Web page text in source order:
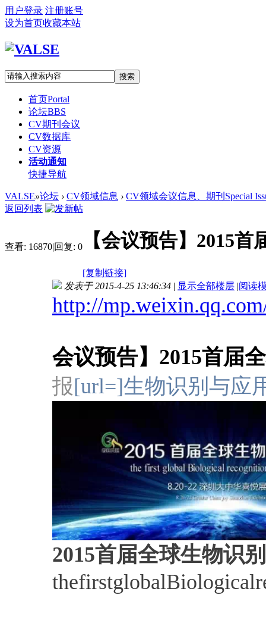
用户登录 注册账号
设为首页收藏本站
搜索
首页Portal
论坛BBS
CV期刊会议
CV数据库
CV资源
活动通知
快捷导航
VALSE»论坛 › CV领域信息 › CV领域会议信息、期刊Special
返回列表
查看: 16870|回复: 0 【会议预告】2015
[复制链接]
发表于 2015-4-25 13:46:34 | 显示全部楼层 |阅读
http://
会议预告】2015首届
报[url=]生物识别与应
2015首届全球生物识